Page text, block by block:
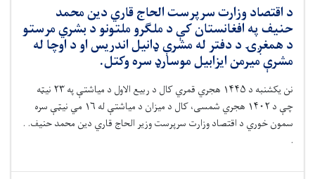
د اقتصاد وزارت سرپرست الحاج قاري دین محمد
حنیف په افغانستان کې د ملګرو ملتونو د بشري مرستو
د همغږۍ د دفتر له مشرې ډانیل اندریس او د اوچا له
مشرې میرمن ایزابیل موسارډ سره وکتل.
نن یکشنبه د ۱۴۴۵ هجري قمري کال د ربیع الاول د میاشتې په ۲۳ نیټه
چې د ۱۴۰۲ هجري شمسی، کال د میزان د میاشتې له ۱۶ مي نیټې سره
سمون خوري د اقتصاد وزارت سرپرست وزیر الحاج قاري دین محمد حنیف. .
.